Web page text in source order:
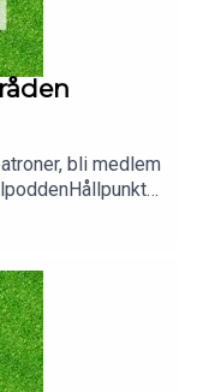
bli medlem
PSG:s
sport?48:20
artiklar/golfen